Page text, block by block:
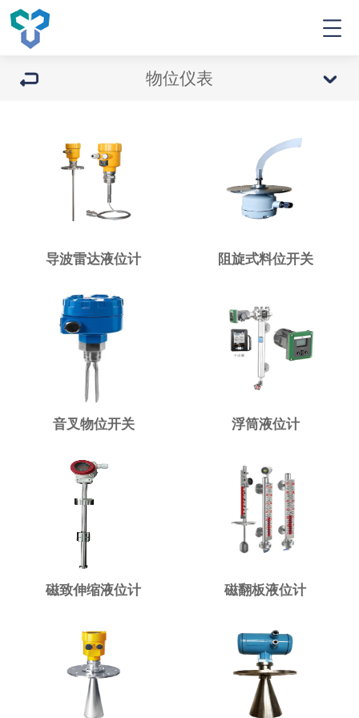
物位仪表
导波雷达液位计 阻旋式料位开关
音叉物位开关 浮筒液位计
磁致伸缩液位计 磁翻板液位计